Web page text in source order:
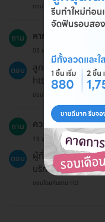
ตอบโดยทีมงาน HD
ถาม หากเปลี่ยนใจสามา
03 เม.ย. 2023
ตอบ
ลูกค้าสามารถขอเงิ
https://
ตอบโดยทีมงาน HD
ถาม ควรเตรียมตัวอย่าง
19 ธ.ค. 2024
ตอบ
ผู้ที่ใช้ยาต้านเกล็ดเ
บริการ และควรดูแ
ตอบโดยทีมงาน HD